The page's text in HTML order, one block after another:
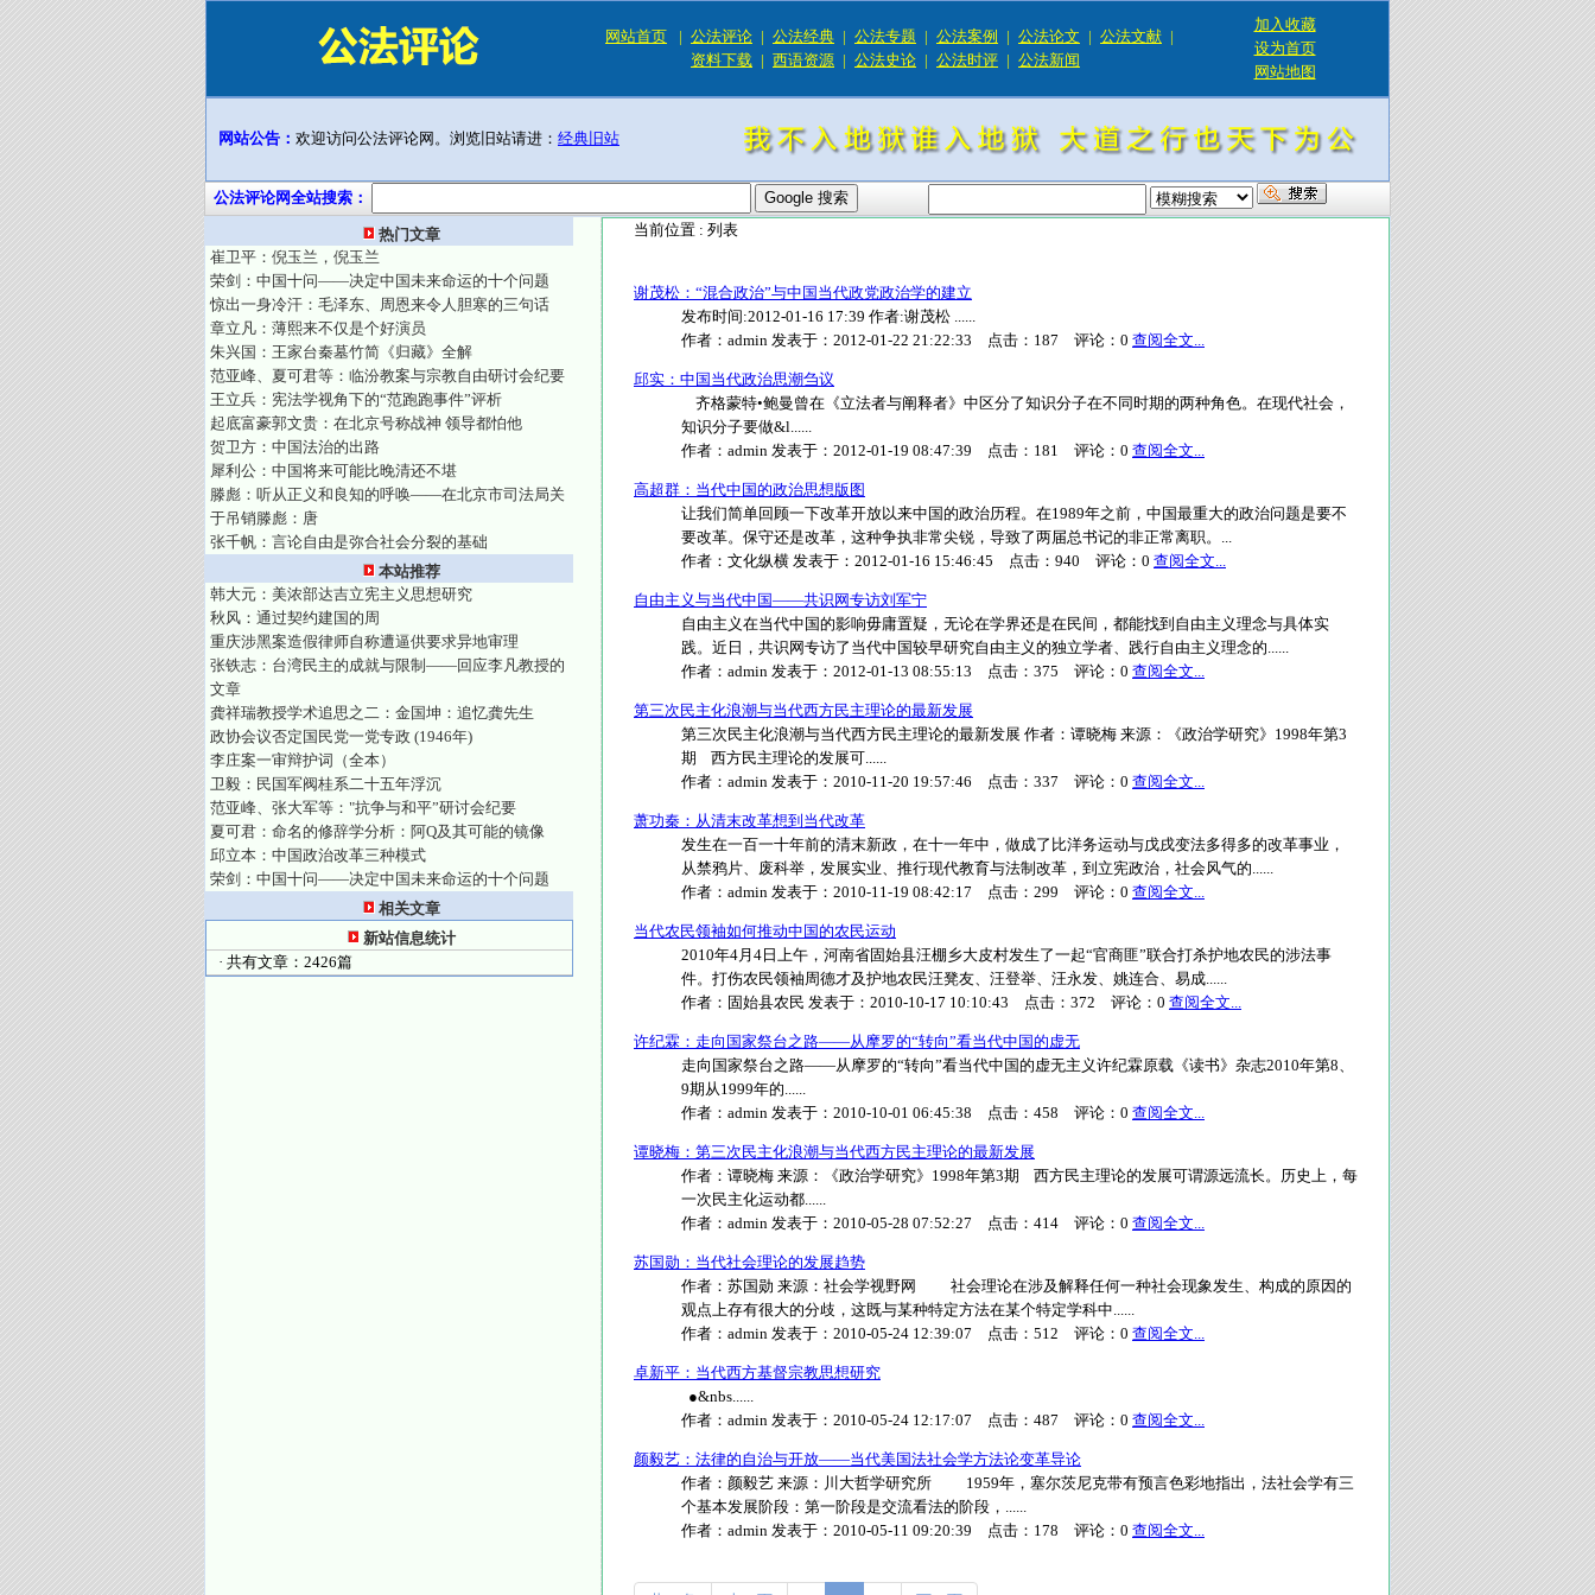
网站首页 | 公法评论 | 公法经典 | 公法专题 | 公法案例 | 公法论文 | 公法文献 |
资料下载 | 西语资源 | 公法史论 | 公法时评 | 公法新闻
加入收藏
设为首页
网站地图
网站公告： 欢迎访问公法评论网。浏览旧站请进： 经典旧站
公法评论网全站搜索：
热门文章
崔卫平：倪玉兰，倪玉兰
荣剑：中国十问——决定中国未来命运的十个问题
惊出一身冷汗：毛泽东、周恩来令人胆寒的三句话
章立凡：薄熙来不仅是个好演员
朱兴国：王家台秦墓竹简《归藏》全解
范亚峰、夏可君等：临汾教案与宗教自由研讨会纪要
王立兵：宪法学视角下的“范跑跑事件”评析
起底富豪郭文贵：在北京号称战神 领导都怕他
贺卫方：中国法治的出路
犀利公：中国将来可能比晚清还不堪
滕彪：听从正义和良知的呼唤——在北京市司法局关
于吊销滕彪：唐
张千帆：言论自由是弥合社会分裂的基础
本站推荐
韩大元：美浓部达吉立宪主义思想研究
秋风：通过契约建国的周
重庆涉黑案造假律师自称遭逼供要求异地审理
张铁志：台湾民主的成就与限制——回应李凡教授的
文章
龚祥瑞教授学术追思之二：金国坤：追忆龚先生
政协会议否定国民党一党专政 (1946年)
李庄案一审辩护词（全本）
卫毅：民国军阀桂系二十五年浮沉
范亚峰、张大军等："抗争与和平”研讨会纪要
夏可君：命名的修辞学分析：阿Q及其可能的镜像
邱立本：中国政治改革三种模式
荣剑：中国十问——决定中国未来命运的十个问题
相关文章
新站信息统计
· 共有文章：2426篇
当前位置 : 列表
谢茂松：“混合政治”与中国当代政党政治学的建立
发布时间:2012-01-16 17:39 作者:谢茂松 ......
作者： admin 发表于： 2012-01-22 21:22:33 点击： 187 评论： 0 查阅全文...
邱实：中国当代政治思潮刍议
齐格蒙特•鲍曼曾在《立法者与阐释者》中区分了知识分子在不同时期的两种角色。在现代社会，
知识分子要做&l......
作者： admin 发表于： 2012-01-19 08:47:39 点击： 181 评论： 0 查阅全文...
高超群：当代中国的政治思想版图
让我们简单回顾一下改革开放以来中国的政治历程。在1989年之前，中国最重大的政治问题是要不
要改革。保守还是改革，这种争执非常尖锐，导致了两届总书记的非正常离职。...
作者： 文化纵横 发表于： 2012-01-16 15:46:45 点击： 940 评论： 0 查阅全文...
自由主义与当代中国——共识网专访刘军宁
自由主义在当代中国的影响毋庸置疑，无论在学界还是在民间，都能找到自由主义理念与具体实
践。近日，共识网专访了当代中国较早研究自由主义的独立学者、践行自由主义理念的......
作者： admin 发表于： 2012-01-13 08:55:13 点击： 375 评论： 0 查阅全文...
第三次民主化浪潮与当代西方民主理论的最新发展
第三次民主化浪潮与当代西方民主理论的最新发展 作者：谭晓梅 来源：《政治学研究》1998年第3
期 西方民主理论的发展可......
作者： admin 发表于： 2010-11-20 19:57:46 点击： 337 评论： 0 查阅全文...
萧功秦：从清末改革想到当代改革
发生在一百一十年前的清末新政，在十一年中，做成了比洋务运动与戊戌变法多得多的改革事业，
从禁鸦片、废科举，发展实业、推行现代教育与法制改革，到立宪政治，社会风气的......
作者： admin 发表于： 2010-11-19 08:42:17 点击： 299 评论： 0 查阅全文...
当代农民领袖如何推动中国的农民运动
2010年4月4日上午，河南省固始县汪棚乡大皮村发生了一起“官商匪”联合打杀护地农民的涉法事
件。打伤农民领袖周德才及护地农民汪凳友、汪登举、汪永发、姚连合、易成......
作者： 固始县农民 发表于： 2010-10-17 10:10:43 点击： 372 评论： 0 查阅全文...
许纪霖：走向国家祭台之路——从摩罗的“转向”看当代中国的虚无
走向国家祭台之路——从摩罗的“转向”看当代中国的虚无主义许纪霖原载《读书》杂志2010年第8、
9期从1999年的......
作者： admin 发表于： 2010-10-01 06:45:38 点击： 458 评论： 0 查阅全文...
谭晓梅：第三次民主化浪潮与当代西方民主理论的最新发展
作者：谭晓梅 来源：《政治学研究》1998年第3期 西方民主理论的发展可谓源远流长。历史上，每
一次民主化运动都......
作者： admin 发表于： 2010-05-28 07:52:27 点击： 414 评论： 0 查阅全文...
苏国勋：当代社会理论的发展趋势
作者：苏国勋 来源：社会学视野网 社会理论在涉及解释任何一种社会现象发生、构成的原因的
观点上存有很大的分歧，这既与某种特定方法在某个特定学科中......
作者： admin 发表于： 2010-05-24 12:39:07 点击： 512 评论： 0 查阅全文...
卓新平：当代西方基督宗教思想研究
●&nbs......
作者： admin 发表于： 2010-05-24 12:17:07 点击： 487 评论： 0 查阅全文...
颜毅艺：法律的自治与开放——当代美国法社会学方法论变革导论
作者：颜毅艺 来源：川大哲学研究所 1959年，塞尔茨尼克带有预言色彩地指出，法社会学有三
个基本发展阶段：第一阶段是交流看法的阶段，......
作者： admin 发表于： 2010-05-11 09:20:39 点击： 178 评论： 0 查阅全文...